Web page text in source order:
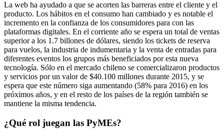
La web ha ayudado a que se acorten las barreras entre el cliente y el
producto. Los hábitos en el consumo han cambiado y es notable el
incremento en la confianza de los consumidores para con las
plataformas digitales. En el corriente año se espera un total de ventas
superior a los 1.7 billones de dólares, siendo los tickets de reserva
para vuelos, la industria de indumentaria y la venta de entradas para
diferentes eventos los grupos más beneficiados por esta nueva
tecnología. Sólo en el mercado chileno se comercializaron productos
y servicios por un valor de $40.100 millones durante 2015, y se
espera que este número siga aumentando (58% para 2016) en los
próximos años, y en el resto de los países de la región también se
mantiene la misma tendencia.
¿Qué rol juegan las PyMEs?